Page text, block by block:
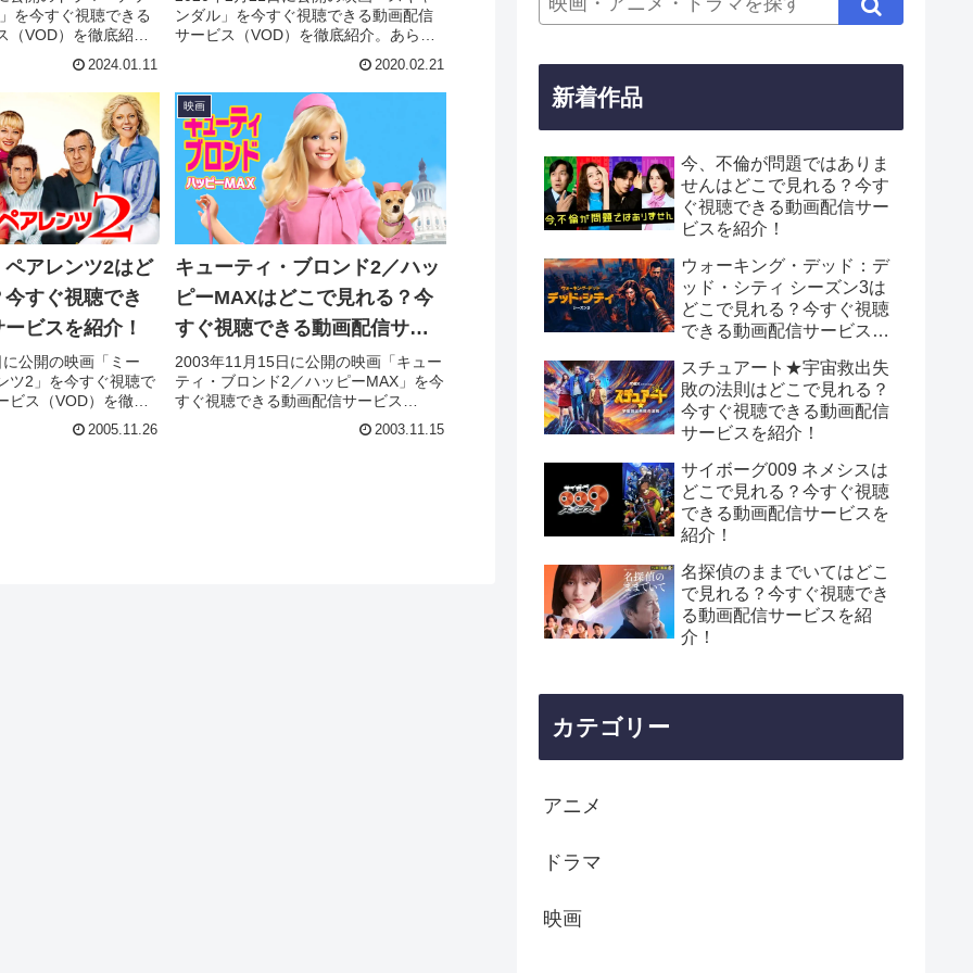
を今すぐ視聴できる
（VOD）を徹底紹
報はもちろん、実際
レビューもまとめて
2024.01.11
ンダル」を今すぐ視聴できる動画配信
サービス（VOD）を徹底紹介。あらす
歌の情報はもちろん、実際に見た人の
感想やレビューもまとめています。
2020.02.21
ペアレンツ2はど
すぐ視聴でき
ビスを紹介！
公開の映画「ミー
ツ2」を今すぐ視聴で
ビス（VOD）を徹底
キャスト・声優、ス
情報はもちろん、実
2005.11.26
映画
キューティ・ブロンド2／ハッ
ピーMAXはどこで見れる？今
すぐ視聴できる動画配信サー
ビスを紹介！
2003年11月15日に公開の映画「キュー
ティ・ブロンド2／ハッピーMAX」を今
すぐ視聴できる動画配信サービス
（VOD）を徹底紹介。あらすじやキャ
スト・声優、スタッフ、主題歌の情報
2003.11.15
新着作品
今、不倫が問題ではありま
せんはどこで見れる？今す
ぐ視聴できる動画配信サー
ビスを紹介！
ウォーキング・デッド：デ
ッド・シティ シーズン3は
どこで見れる？今すぐ視聴
できる動画配信サービスを
スチュアート★宇宙救出失
敗の法則はどこで見れる？
今すぐ視聴できる動画配信
サービスを紹介！
サイボーグ009 ネメシスは
どこで見れる？今すぐ視聴
できる動画配信サービスを
紹介！
名探偵のままでいてはどこ
で見れる？今すぐ視聴でき
る動画配信サービスを紹
介！
カテゴリー
アニメ
ドラマ
映画